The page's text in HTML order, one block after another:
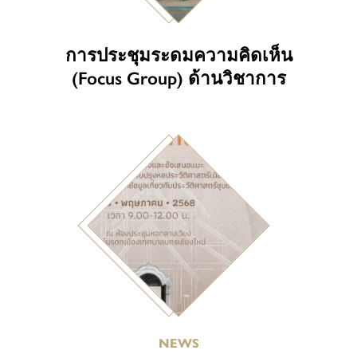
การประชุมระดมความคิดเห็น
(Focus Group) ด้านวิชาการ
NEWS